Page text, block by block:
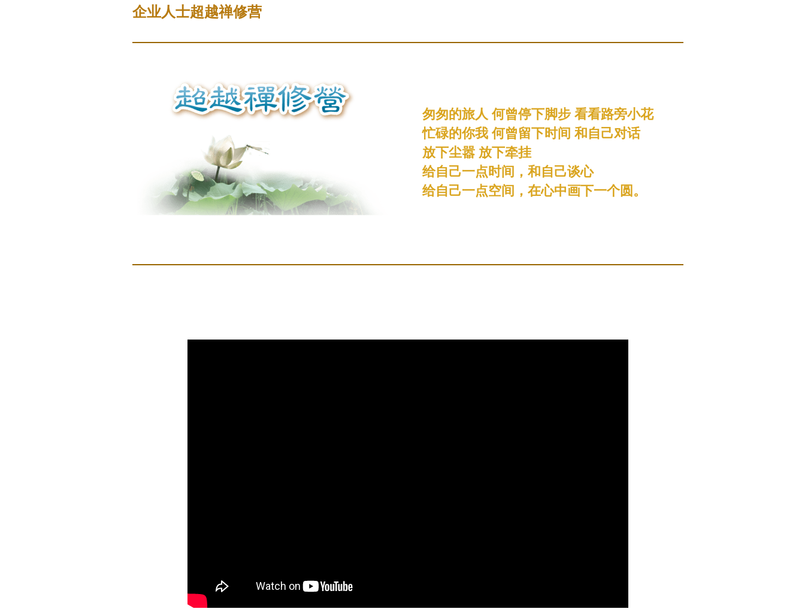
企业人士超越禅修营
匆匆的旅人 何曾停下脚步 看看路旁小花
忙碌的你我 何曾留下时间 和自己对话
放下尘嚣 放下牵挂
给自己一点时间，和自己谈心
给自己一点空间，在心中画下一个圆。